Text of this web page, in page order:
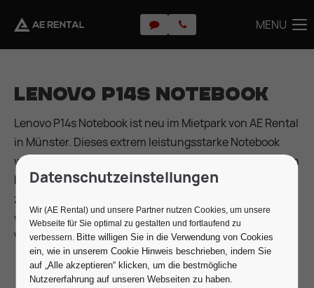
MENU
Lenovo P14s Notebook
Lenovo P14s Notebook ist neu im Mietpark von AE Rental
in Münster. Dieses extrem leistungsstarke Notebook
wurde speziell für den anspruchsvollen, professionellen
Event-Einsatz konzipiert. Es dient als hochgradig
zuverlässiger Steuer- und Medienrechner für
verschiedenste anspruchsvolle
Veranstaltungsanwendungen im Eventbereich.
Datenschutzeinstellungen
Wir (AE Rental) und unsere Partner nutzen Cookies, um unsere
Webseite für Sie optimal zu gestalten und fortlaufend zu
verbessern. Bitte willigen Sie in die Verwendung von Cookies
ein, wie in unserem Cookie Hinweis beschrieben, indem Sie
auf „Alle akzeptieren“ klicken, um die bestmögliche
Nutzererfahrung auf unseren Webseiten zu haben.
MENU